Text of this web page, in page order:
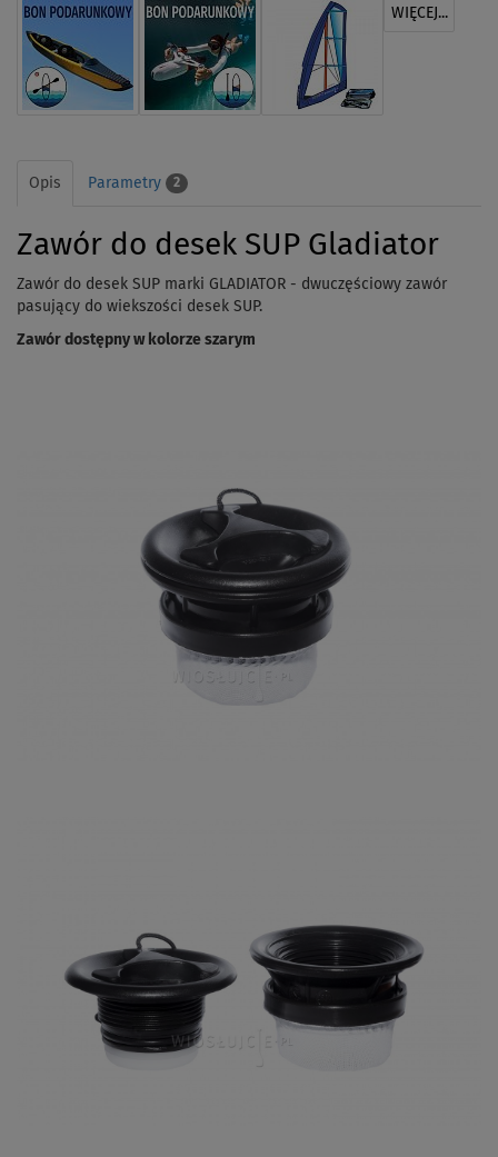
WIĘCEJ...
Opis Parametry 2
Zawór do desek SUP Gladiator
Zawór do desek SUP marki GLADIATOR - dwuczęściowy zawór
pasujący do wiekszości desek SUP.
Zawór dostępny w kolorze szarym